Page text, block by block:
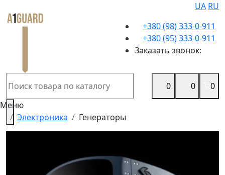
UA RU
+380 (98) 333-0-911
+380 (95) 333-0-911
Заказать звонок:
0 0
0
Меню
Электроника Генераторы